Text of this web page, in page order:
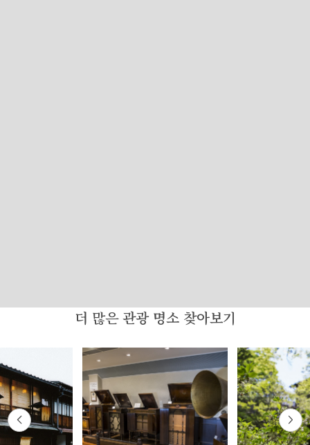
더 많은 관광 명소 찾아보기